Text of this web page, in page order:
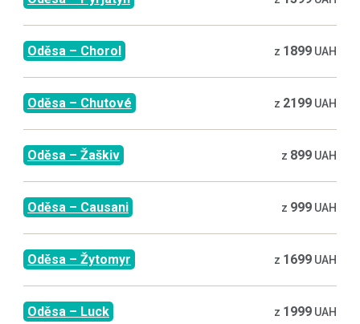
Oděsa – Chorol z 1899 UAH
Oděsa – Chutové z 2199 UAH
Oděsa – Žaškiv z 899 UAH
Oděsa – Causani z 999 UAH
Oděsa – Žytomyr z 1699 UAH
Oděsa – Luck z 1999 UAH